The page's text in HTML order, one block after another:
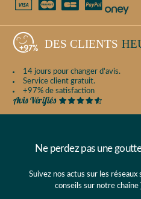
DES CLIENTS
14 jours pour changer d'avis.
Service client gratuit.
+97% de satisfaction
Ne perdez pas une
Suivez nos actus sur les
conseils sur notre chaîne